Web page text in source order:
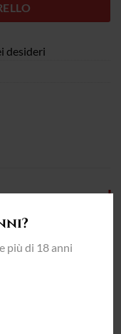
più di 18 anni
desideri